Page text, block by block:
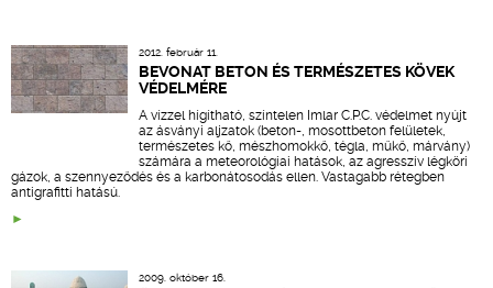
2012. február 11.
BEVONAT BETON ÉS TERMÉSZETES KÖVEK
VÉDELMÉRE
A vízzel hígítható, színtelen Imlar C.P.C. védelmet nyújt
az ásványi aljzatok (beton-, mosottbeton felületek,
természetes kő, mészhomokkő, tégla, műkő, márvány)
számára a meteorológiai hatások, az agresszív légköri
gázok, a szennyeződés és a karbonátosodás ellen. Vastagabb rétegben
antigrafitti hatású.
2009. október 16.